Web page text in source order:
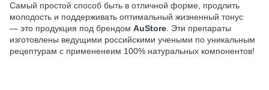
Самый простой способ быть в отличной форме, продлить
молодость и поддерживать оптимальный жизненный тонус
— это продукция под брендом AuStore. Эти препараты
изготовлены ведущими российскими учеными по уникальным
рецептурам с примененеим 100% натуральных компонентов!